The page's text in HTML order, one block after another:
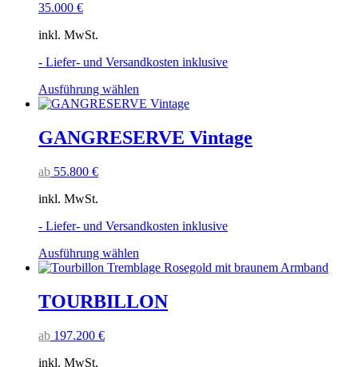
der
gewählt
werden
35.000 €
inkl. MwSt.
- Liefer- und Versandkosten inklusive
Ausführung wählen
Produkt
mehrere
Varianten
der
gewählt
werden
GANGRESERVE Vintage
ab 55.800 €
inkl. MwSt.
- Liefer- und Versandkosten inklusive
Ausführung wählen
Produkt
mehrere
Varianten
TOURBILLON
ab 197.200 €
inkl. MwSt.